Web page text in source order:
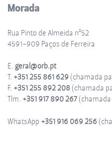
Morada
Rua Pinto de Almeida nº52
4591-909 Paços de Ferreira
E. geral@orb.pt
T. +351 255 861 629 (chamada
F. +351 255 892 208(chamada
Tlm. +351 917 890 267
WhatsApp +351 916 069 256